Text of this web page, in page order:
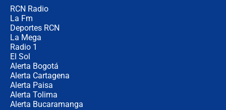
RCN Radio
La Fm
Deportes RCN
La Mega
Radio 1
El Sol
Alerta Bogotá
Alerta Cartagena
Alerta Paisa
Alerta Tolima
Alerta Bucaramanga